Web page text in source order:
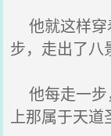
他就这样穿
步，走出了八
他每走一步
上那属于天道